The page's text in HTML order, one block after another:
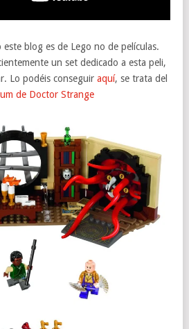
blog es de Lego no de películas.
un set dedicado a esta peli,
Lo podéis conseguir aquí, se trata del
de Doctor Strange